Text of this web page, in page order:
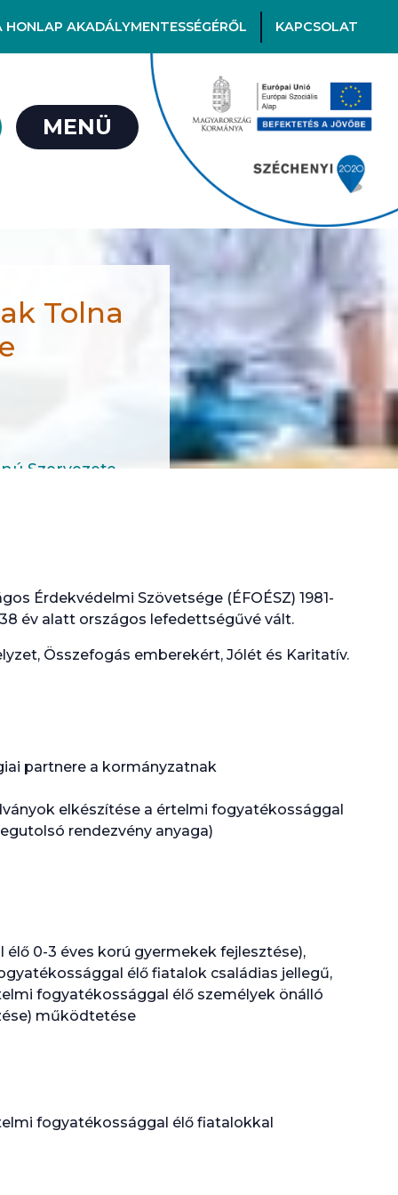
HONLAP AKADÁLYMENTESSÉGÉRŐL KAPCSOLAT
MENÜ
Tolna
Szervezete
Érdekvédelmi Szövetsége (ÉFOÉSZ) 1981-
év alatt országos lefedettségűvé vált.
Összefogás emberekért, Jólét és Karitatív.
partnere a kormányzatnak
elkészítése a értelmi fogyatékossággal
rendezvény anyaga)
0-3 éves korú gyermekek fejlesztése),
élő fiatalok családias jellegű,
fogyatékossággal élő személyek önálló
működtetése
fogyatékossággal élő fiatalokkal